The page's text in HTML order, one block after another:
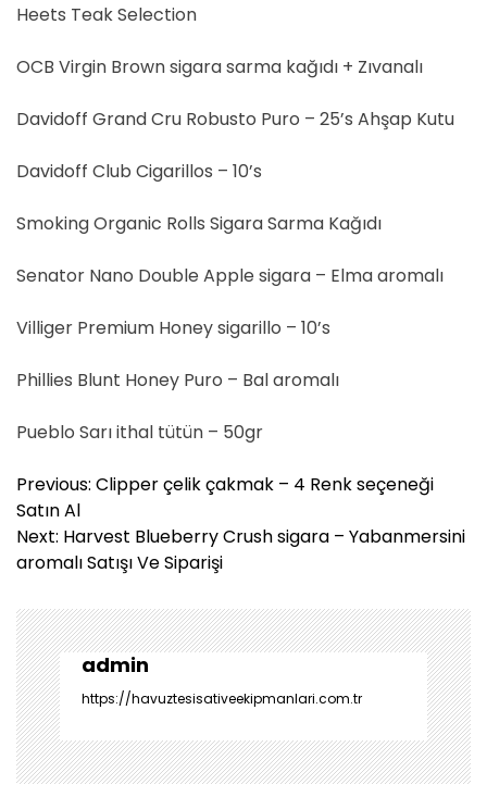
Heets Teak Selection
OCB Virgin Brown sigara sarma kağıdı + Zıvanalı
Davidoff Grand Cru Robusto Puro – 25’s Ahşap Kutu
Davidoff Club Cigarillos – 10’s
Smoking Organic Rolls Sigara Sarma Kağıdı
Senator Nano Double Apple sigara – Elma aromalı
Villiger Premium Honey sigarillo – 10’s
Phillies Blunt Honey Puro – Bal aromalı
Pueblo Sarı ithal tütün – 50gr
Y
a
z
ı
e
z
i
n
m
e
s
Previous: Clipper çelik çakmak – 4 Renk seçeneği
Satın Al
Next: Harvest Blueberry Crush sigara – Yabanmersini
aromalı Satışı Ve Siparişi
admin
https://havuztesisativeekipmanlari.com.tr